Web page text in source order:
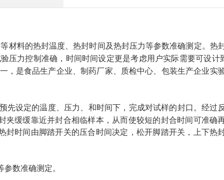
材料的热封温度、热封时间及热封压力等参数准确测定。热
压力控制准确，时间时间设定更是考虑用户实际需要可设计
，是食品生产企业、制药厂家、质检中心、包装生产企业实
先设定的温度、压力、和时间下，完成对试样的封口。经过
缓缓靠近并封合相临样本，从而使较短的封合时间可准确
时间由脚踏开关的压合时间决定，松开脚踏开关，上下热
数准确测定。